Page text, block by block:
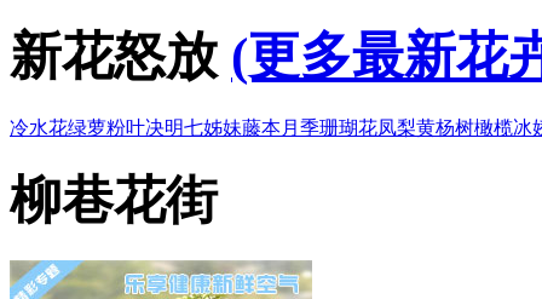
新花怒放 (更多最新花
冷水花绿萝粉叶决明七姊妹藤本月季珊瑚花凤梨黄杨树橄榄冰
柳巷花街